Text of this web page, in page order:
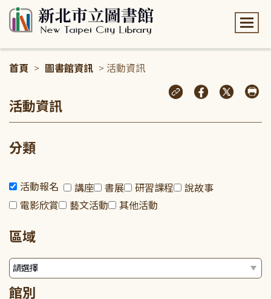
首頁 > 圖書館資訊 > 活動資訊
活動資訊
分類
活動報名 講座 書展 研習課程
說故事
電影欣賞
藝文活動 其他活動
區域
館別